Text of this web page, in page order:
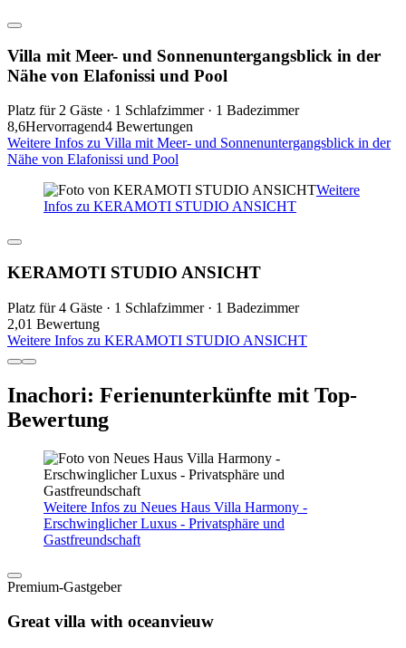
Villa mit Meer- und Sonnenuntergangsblick in der
Nähe von Elafonissi und Pool
Platz für 2 Gäste · 1 Schlafzimmer · 1 Badezimmer
8,6Hervorragend4 Bewertungen
Weitere Infos zu Villa mit Meer- und Sonnenuntergangsblick in der
Nähe von Elafonissi und Pool
Weitere
Infos zu KERAMOTI STUDIO ANSICHT
KERAMOTI STUDIO ANSICHT
Platz für 4 Gäste · 1 Schlafzimmer · 1 Badezimmer
2,01 Bewertung
Weitere Infos zu KERAMOTI STUDIO ANSICHT
Inachori: Ferienunterkünfte mit Top-
Bewertung
Weitere Infos zu Neues Haus Villa Harmony -
Erschwinglicher Luxus - Privatsphäre und
Gastfreundschaft
Premium-Gastgeber
Great villa with oceanvieuw